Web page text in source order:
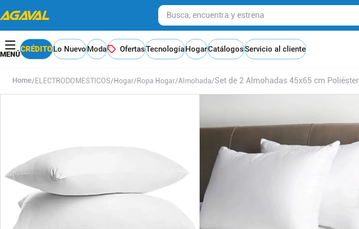
Busca, encuentra y estrena
CRÉDITOLo NuevoModa OfertasTecnologíaHogarCatálogosServicio al cliente
ELECTRODOMESTICOS Hogar Ropa Hogar Almohada Set de 2 Almohadas 45x65 cm Poliéster